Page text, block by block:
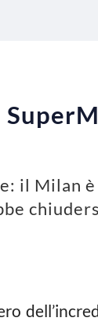
il Milan